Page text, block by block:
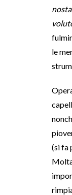
le
(si fa